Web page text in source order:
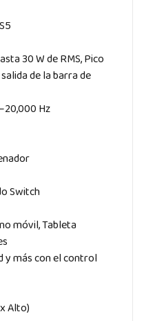
30 W de RMS, Pico
de la barra de
Hz
Switch
móvil, Tableta
y más con el control
Alto)